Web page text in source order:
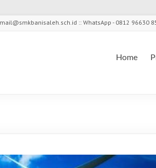
:: WhatsApp - 0812 96630
Home